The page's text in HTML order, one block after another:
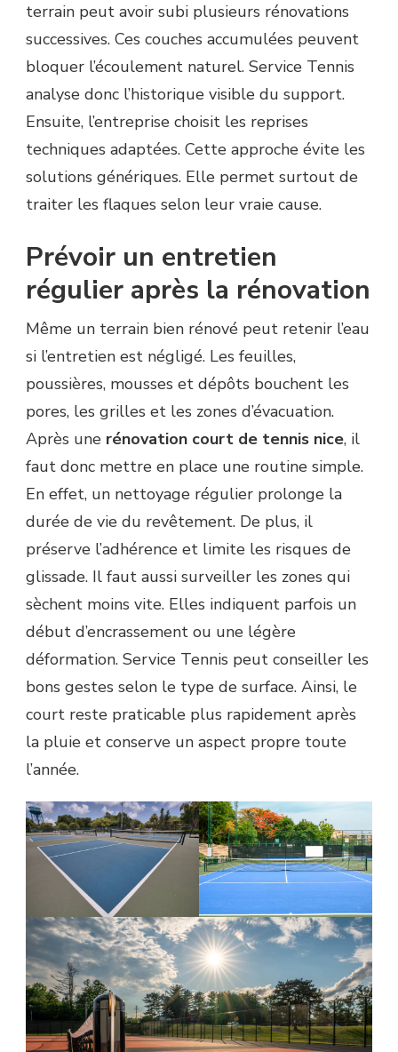
terrain peut avoir subi plusieurs rénovations
successives. Ces couches accumulées peuvent
bloquer l’écoulement naturel. Service Tennis
analyse donc l’historique visible du support.
Ensuite, l’entreprise choisit les reprises
techniques adaptées. Cette approche évite les
solutions génériques. Elle permet surtout de
traiter les flaques selon leur vraie cause.
Prévoir un entretien
régulier après la rénovation
Même un terrain bien rénové peut retenir l’eau
si l’entretien est négligé. Les feuilles,
poussières, mousses et dépôts bouchent les
pores, les grilles et les zones d’évacuation.
Après une rénovation court de tennis nice, il
faut donc mettre en place une routine simple.
En effet, un nettoyage régulier prolonge la
durée de vie du revêtement. De plus, il
préserve l’adhérence et limite les risques de
glissade. Il faut aussi surveiller les zones qui
sèchent moins vite. Elles indiquent parfois un
début d’encrassement ou une légère
déformation. Service Tennis peut conseiller les
bons gestes selon le type de surface. Ainsi, le
court reste praticable plus rapidement après
la pluie et conserve un aspect propre toute
l’année.